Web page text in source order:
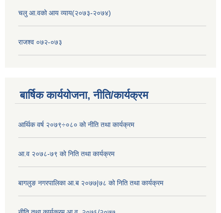
चलु आ.वको आय व्याय(२०७३-२०७४)
राजश्व ०७२-०७३
बार्षिक कार्ययोजना, नीति/कार्यक्रम
आर्थिक वर्ष २०७९÷०८० को नीति तथा कार्यक्रम
आ.व २०७८-७९ को निति तथा कार्यक्रम
बागलुङ नगरपालिका आ.ब २०७७|७८ को निति तथा कार्यक्रम